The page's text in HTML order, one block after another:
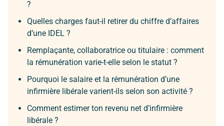
?
Quelles charges faut-il retirer du chiffre d’affaires
d’une IDEL ?
Remplaçante, collaboratrice ou titulaire : comment
la rémunération varie-t-elle selon le statut ?
Pourquoi le salaire et la rémunération d’une
infirmière libérale varient-ils selon son activité ?
Comment estimer ton revenu net d’infirmière
libérale ?